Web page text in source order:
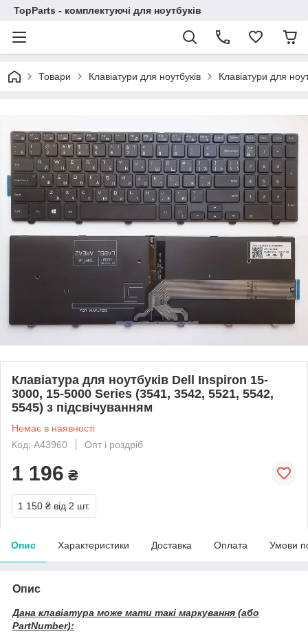
TopParts - комплектуючі для ноутбуків
Товари Клавіатури для ноутбуків Клавіатури для
Клавіатура для ноутбуків Dell Inspiron 15-
3000, 15-5000 Series (3541, 3542, 5521, 5542,
5545) з підсвічуванням
Немає в наявності
Код: A43960
Опт і роздріб
1 196 ₴
1 150 ₴ від 2 шт.
Опис Характеристики Доставка Оплата Умови
Опис
Дана клавіатура може мати такі маркування (або
PartNumber):